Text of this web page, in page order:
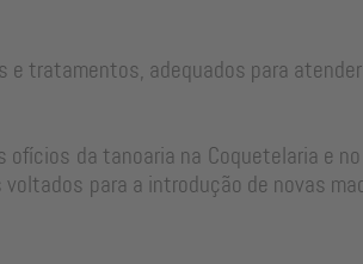
e tratamentos, adequados para
da tanoaria na Coquetelaria e
para a introdução de novas